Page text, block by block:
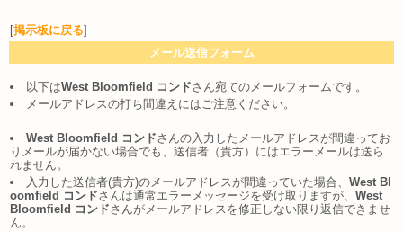
[掲示板に戻る]
メール送信フォーム
以下はWest Bloomfield コンドさん宛てのメールフォームです。
メールアドレスの打ち間違えにはご注意ください。
West Bloomfield コンドさんの入力したメールアドレスが間違ってお
りメールが届かない場合でも、送信者（貴方）にはエラーメールは送ら
れません。
入力した送信者(貴方)のメールアドレスが間違っていた場合、 West Bl
oomfield コンドさんは通常エラーメッセージを受け取りますが、 West
Bloomfield コンドさんがメールアドレスを修正しない限り返信できませ
ん。